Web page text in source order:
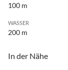
100 m
WASSER
200 m
In der Nähe